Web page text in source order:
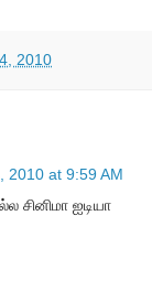
2010
2010 at 9:59 AM
ஐடியா